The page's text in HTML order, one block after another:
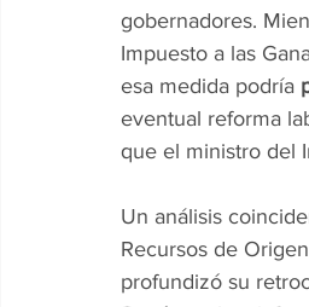
gobernadores.
Impuesto a las
esa medida podría
eventual reforma
que el ministro del
Un análisis
Recursos de
profundizó su